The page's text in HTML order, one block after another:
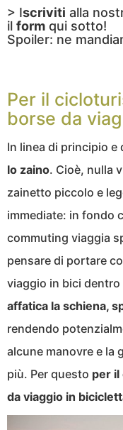
> Iscriviti alla
il form qui sotto!
Spoiler: ne
Per il
borse da
In linea di principio e
lo zaino. Cioè, nulla
zainetto piccolo e
immediate: in fondo
commuting viaggia
pensare di portare
viaggio in bici
affatica la schiena,
rendendo
alcune manovre e la
più. Per questo per il
da viaggio in